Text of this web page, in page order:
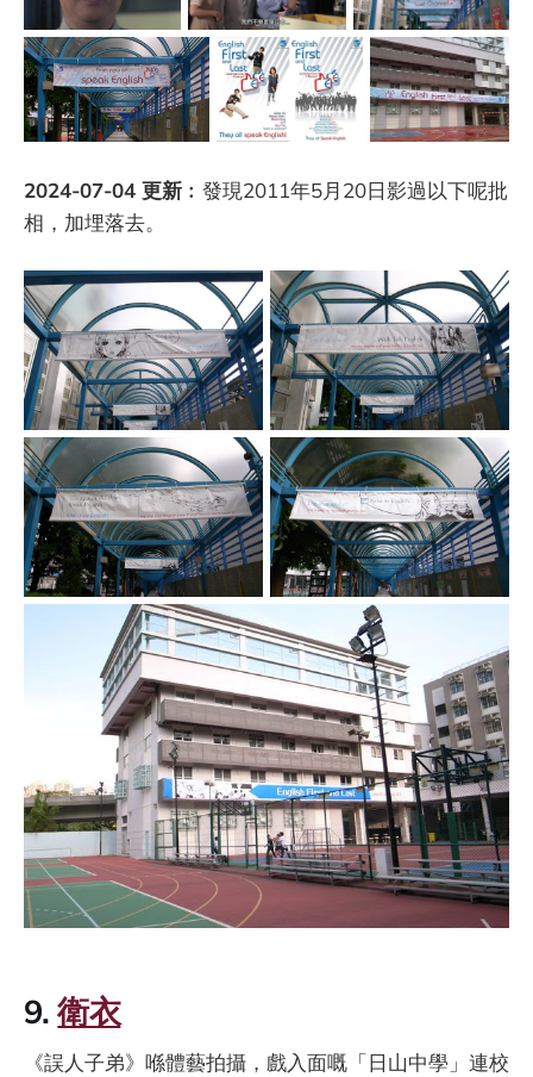
2024-07-04 更新 ︰發現2011年5月20日影過以下呢批
相，加埋落去。
9.衛衣
《誤人子弟》喺體藝拍攝，戲入面嘅「日山中學」連校